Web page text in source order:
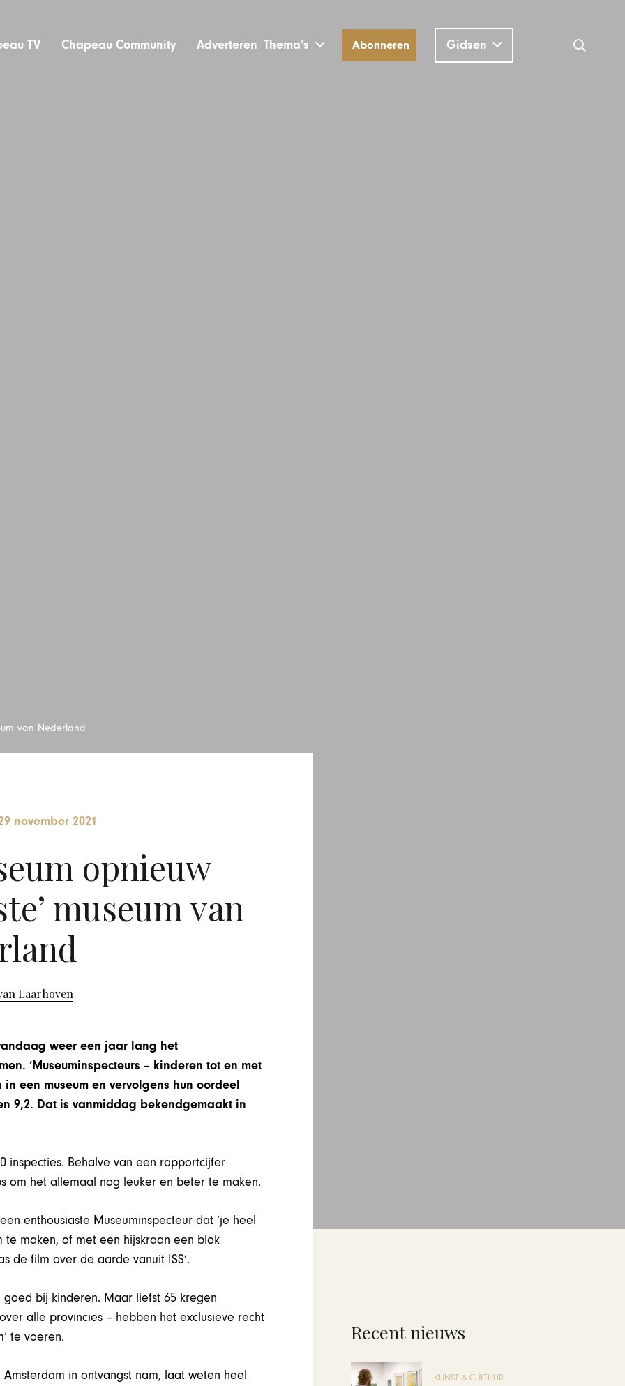
TV Chapeau Community Adverteren Thema’s Abonneren Gidsen
van Nederland
november 2021
opnieuw
museum van
Laarhoven
weer een jaar lang het
‘Museuminspecteurs – kinderen tot en met
een museum en vervolgens hun oordeel
9,2. Dat is vanmiddag bekendgemaakt in
inspecties. Behalve van een rapportcijfer
om het allemaal nog leuker en beter te maken.
enthousiaste Museuminspecteur dat ‘je heel
maken, of met een hijskraan een blok
de film over de aarde vanuit ISS’.
bij kinderen. Maar liefst 65 kregen
alle provincies – hebben het exclusieve recht
te voeren.
in ontvangst nam, laat weten heel
Recent nieuws
KUNST & CULTUUR